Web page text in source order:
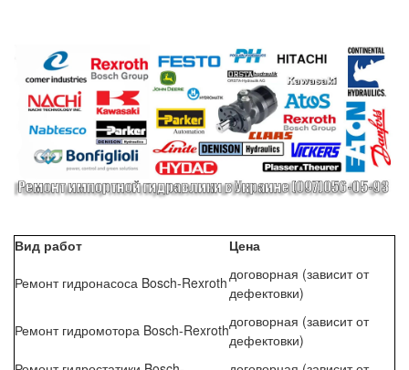
Вид работ Цена
Ремонт гидронасоса Bosch-Rexroth договорная (зависит от
дефектовки)
Ремонт гидромотора Bosch-Rexrothдоговорная (зависит от
дефектовки)